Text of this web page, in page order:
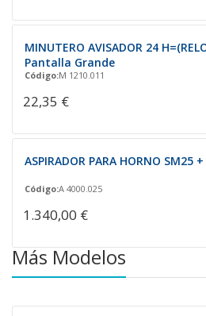
MINUTERO AVISADOR 24
Pantalla Grande
Código:M 1210.011
22,35 €
ASPIRADOR PARA HORNO SM25
Código:A 4000.025
1.340,00 €
Más Modelos